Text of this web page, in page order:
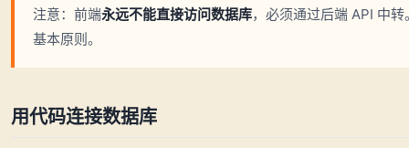
注意：前端永远不能直接访问数据库，必须通过后端 API 中
基本原则。
用代码连接数据库